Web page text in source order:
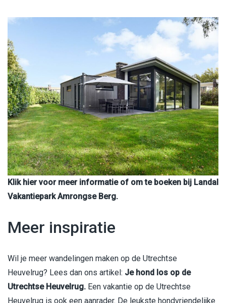
Klik hier voor meer informatie of om te boeken bij Landal
Vakantiepark Amrongse Berg.
Meer inspiratie
Wil je meer wandelingen maken op de Utrechtse
Heuvelrug? Lees dan ons artikel: Je hond los op de
Utrechtse Heuvelrug. Een vakantie op de Utrechtse
Heuvelrug is ook een aanrader. De leukste hondvriendelijke